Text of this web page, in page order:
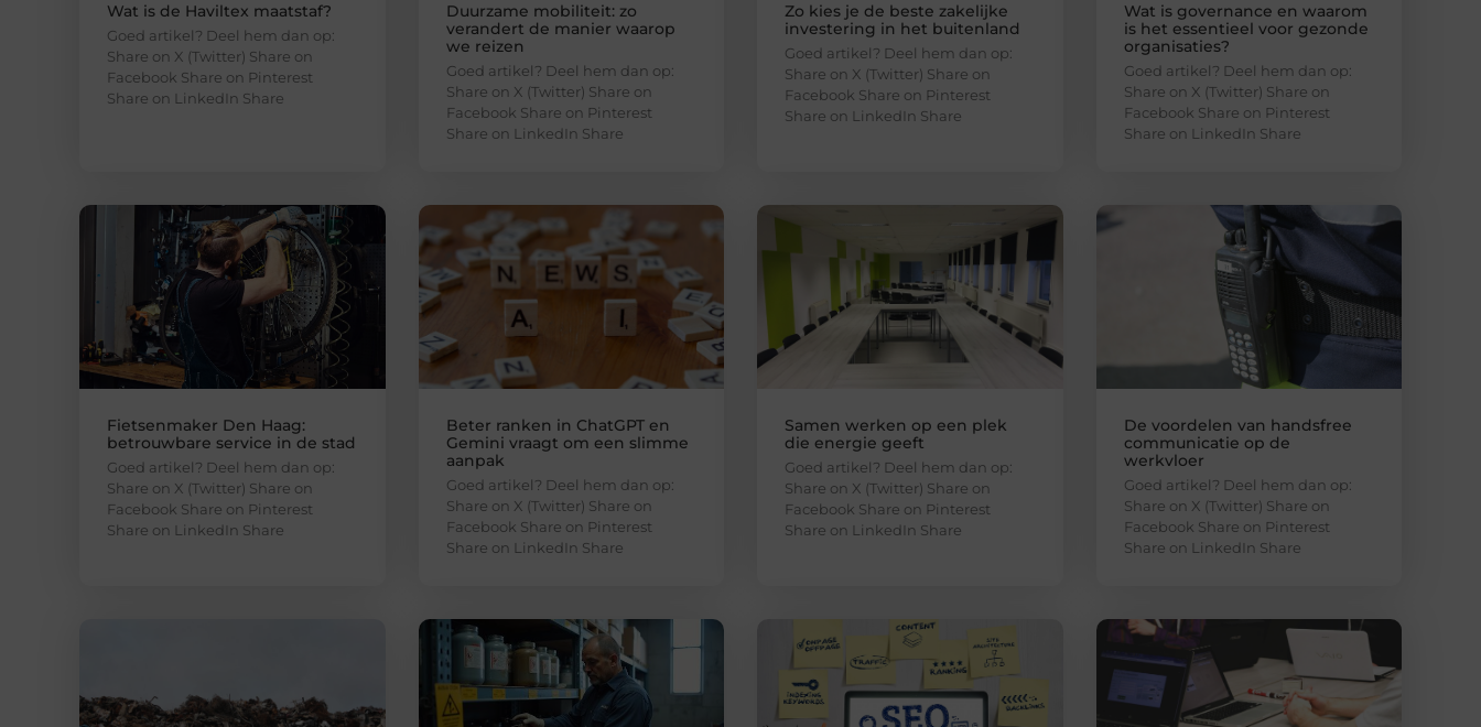
Wat is de Haviltex maatstaf?
Goed artikel? Deel hem dan op:
Share on X (Twitter) Share on
Facebook Share on Pinterest
Share on LinkedIn Share
Duurzame mobiliteit: zo
verandert de manier waarop
we reizen
Goed artikel? Deel hem dan op:
Share on X (Twitter) Share on
Facebook Share on Pinterest
Share on LinkedIn Share
Zo kies je de beste zakelijke
investering in het buitenland
Goed artikel? Deel hem dan op:
Share on X (Twitter) Share on
Facebook Share on Pinterest
Share on LinkedIn Share
Wat is governance en waarom
is het essentieel voor gezonde
organisaties?
Goed artikel? Deel hem dan op:
Share on X (Twitter) Share on
Facebook Share on Pinterest
Share on LinkedIn Share
Fietsenmaker Den Haag:
betrouwbare service in de stad
Goed artikel? Deel hem dan op:
Share on X (Twitter) Share on
Facebook Share on Pinterest
Share on LinkedIn Share
Beter ranken in ChatGPT en
Gemini vraagt om een slimme
aanpak
Goed artikel? Deel hem dan op:
Share on X (Twitter) Share on
Facebook Share on Pinterest
Share on LinkedIn Share
Samen werken op een plek
die energie geeft
Goed artikel? Deel hem dan op:
Share on X (Twitter) Share on
Facebook Share on Pinterest
Share on LinkedIn Share
De voordelen van handsfree
communicatie op de
werkvloer
Goed artikel? Deel hem dan op:
Share on X (Twitter) Share on
Facebook Share on Pinterest
Share on LinkedIn Share